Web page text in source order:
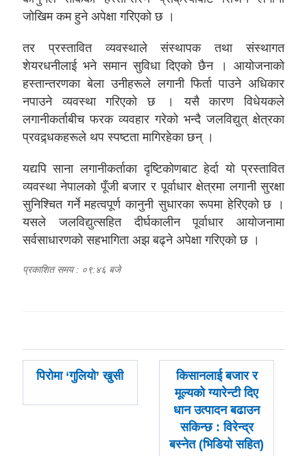
जोखिम कम हुने अपेक्षा गरिएको छ ।
तर प्रस्तावित व्यवस्थाले संस्थापक तथा संस्थागत
शेयरधनीलाई भने समान सुविधा दिएको छैन । आयोजनाको
हस्तान्तरणका बेला उनीहरूले लगानी फिर्ता पाउने अधिकार
नपाउने व्यवस्था गरिएको छ । यसै कारण विधेयकले
लगानीकर्ताबीच फरक व्यवहार गरेको भन्दै जलविद्युत् क्षेत्रका
प्रवद्र्धकहरूले थप स्पष्टता मागिरहेका छन् ।
यद्यपि साना लगानीकर्ताका दृष्टिकोणबाट हेर्दा यो प्रस्तावित
व्यवस्था नेपालको पूँजी बजार र पूर्वाधार क्षेत्रमा लगानी सुरक्षा
सुनिश्चित गर्ने महत्वपूर्ण कानुनी सुधारका रूपमा हेरिएको छ ।
यसले जलविद्युत्सहित दीर्घकालीन पूर्वाधार आयोजनामा
सर्वसाधारणको सहभागिता अझ बढ्ने अपेक्षा गरिएको छ ।
प्रकाशित समय : ०९:४६ बजे
पछिल्लाे
पिरोमा ‘गुलियो’ खुसी
अघिल्लाे
-
किसानलाई बजार र
मूल्यको ग्यारेन्टी दिए
धान उत्पादन बढाउन
सकिन्छ : विरेन्द्र
बस्नेत (भिडियो सहित)